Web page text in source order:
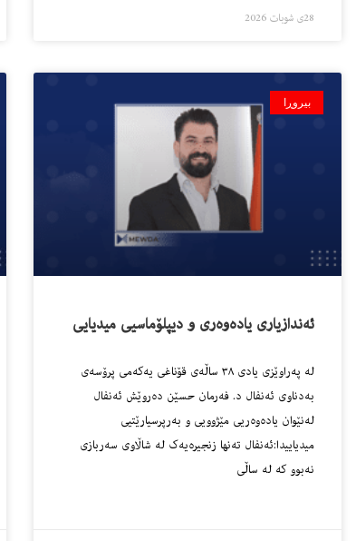
28ی شوبات 2026
بیروڕا
ئەندازیاری یادەوەری و دیپلۆماسیی میدیایی
لە پەراوێزی یادی ٣٨ ساڵەی قۆناغی یەکەمی پرۆسەی
بەدناوی ئەنفال د. فەرمان حسێن دەروێش ئەنفال
لەنێوان یادەوەریی مێژوویی و بەرپرسیارێتیی
میدیاییدا:ئەنفال تەنها زنجیرەیەک لە شاڵاوی سەربازی
نەبوو کە لە ساڵی